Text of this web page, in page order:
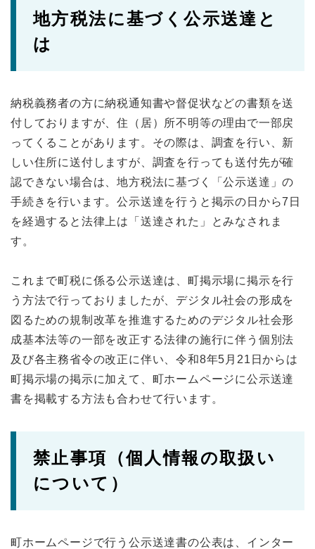
地方税法に基づく公示送達と
は
納税義務者の方に納税通知書や督促状などの書類を送
付しておりますが、住（居）所不明等の理由で一部戻
ってくることがあります。その際は、調査を行い、新
しい住所に送付しますが、調査を行っても送付先が確
認できない場合は、地方税法に基づく「公示送達」の
手続きを行います。公示送達を行うと掲示の日から7日
を経過すると法律上は「送達された」とみなされま
す。
これまで町税に係る公示送達は、町掲示場に掲示を行
う方法で行っておりましたが、デジタル社会の形成を
図るための規制改革を推進するためのデジタル社会形
成基本法等の一部を改正する法律の施行に伴う個別法
及び各主務省令の改正に伴い、令和8年5月21日からは
町掲示場の掲示に加えて、町ホームページに公示送達
書を掲載する方法も合わせて行います。
禁止事項（個人情報の取扱い
について）
町ホームページで行う公示送達書の公表は、インター